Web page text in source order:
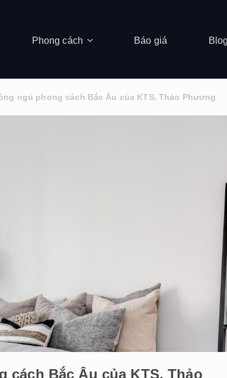
Phong cách Báo giá Blog
ngủ phong cách Bắc Âu của KTS. Thảo Phương
Bắc Âu của KTS. Thảo